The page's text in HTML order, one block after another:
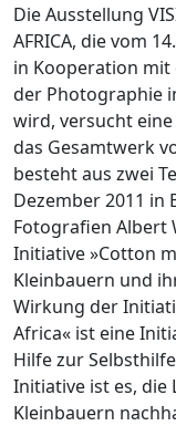
Die Ausstellung
AFRICA, die vom
in Kooperation mit
der Photographie
wird, versucht
das Gesamtwerk
besteht aus zwei
Dezember 2011 in
Fotografien Albert
Initiative »Cotton
Kleinbauern und
Wirkung der
Africa« ist eine
Hilfe zur
Initiative ist es,
Kleinbauern